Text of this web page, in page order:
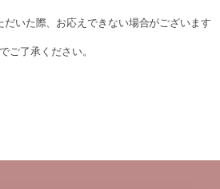
いた際、お応えできない場合がございます
ご了承ください。